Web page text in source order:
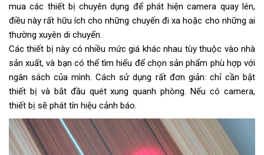
mua các thiết bị chuyên dụng để phát hiện camera quay lén,
điều này rất hữu ích cho những chuyến đi xa hoặc cho những ai
thường xuyên di chuyển.
Các thiết bị này có nhiều mức giá khác nhau tùy thuộc vào nhà
sản xuất, và bạn có thể tìm hiểu để chọn sản phẩm phù hợp với
ngân sách của mình. Cách sử dụng rất đơn giản: chỉ cần bật
thiết bị và bắt đầu quét xung quanh phòng. Nếu có camera,
thiết bị sẽ phát tín hiệu cảnh báo.